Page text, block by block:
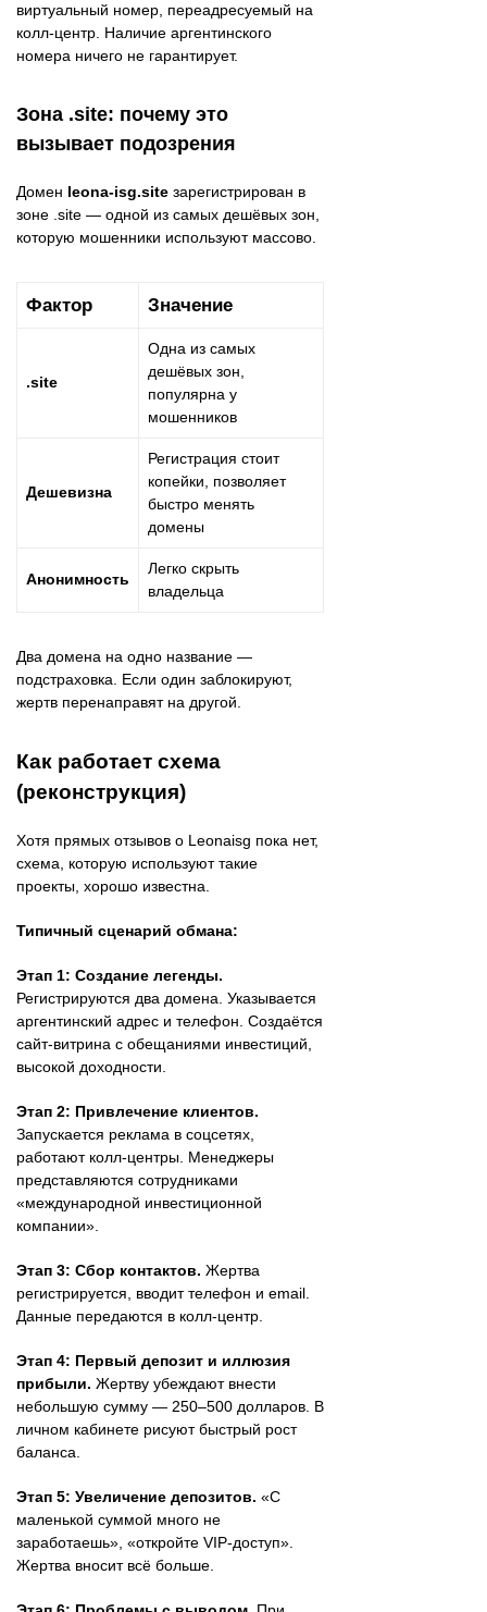
виртуальный номер, переадресуемый на
колл-центр. Наличие аргентинского
номера ничего не гарантирует.
Зона .site: почему это
вызывает подозрения
Домен leona-isg.site зарегистрирован в
зоне .site — одной из самых дешёвых зон,
которую мошенники используют массово.
Фактор Значение
.site
Одна из самых
дешёвых зон,
популярна у
мошенников
Дешевизна
Регистрация стоит
копейки, позволяет
быстро менять
домены
Анонимность
Легко скрыть
владельца
Два домена на одно название —
подстраховка. Если один заблокируют,
жертв перенаправят на другой.
Как работает схема
(реконструкция)
Хотя прямых отзывов о Leonaisg пока нет,
схема, которую используют такие
проекты, хорошо известна.
Типичный сценарий обмана:
Этап 1: Создание легенды.
Регистрируются два домена. Указывается
аргентинский адрес и телефон. Создаётся
сайт-витрина с обещаниями инвестиций,
высокой доходности.
Этап 2: Привлечение клиентов.
Запускается реклама в соцсетях,
работают колл-центры. Менеджеры
представляются сотрудниками
«международной инвестиционной
компании».
Этап 3: Сбор контактов. Жертва
регистрируется, вводит телефон и email.
Данные передаются в колл-центр.
Этап 4: Первый депозит и иллюзия
прибыли. Жертву убеждают внести
небольшую сумму — 250–500 долларов. В
личном кабинете рисуют быстрый рост
баланса.
Этап 5: Увеличение депозитов. «С
маленькой суммой много не
заработаешь», «откройте VIP-доступ».
Жертва вносит всё больше.